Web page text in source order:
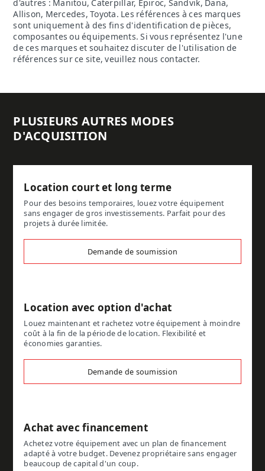
d'autres : Manitou, Caterpillar, Epiroc, Sandvik, Dana,
Allison, Mercedes, Toyota. Les références à ces marques
sont uniquement à des fins d'identification de pièces,
composantes ou équipements. Si vous représentez l'une
de ces marques et souhaitez discuter de l'utilisation de
références sur ce site, veuillez nous contacter.
PLUSIEURS AUTRES MODES
D'ACQUISITION
Location court et long terme
Pour des besoins temporaires, louez votre équipement
sans engager de gros investissements. Parfait pour des
projets à durée limitée.
Demande de soumission
Location avec option d'achat
Louez maintenant et rachetez votre équipement à moindre
coût à la fin de la période de location. Flexibilité et
économies garanties.
Demande de soumission
Achat avec financement
Achetez votre équipement avec un plan de financement
adapté à votre budget. Devenez propriétaire sans engager
beaucoup de capital d'un coup.